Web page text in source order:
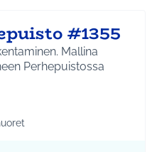
#1355
Mallina
Perhepuistossa
Koko Tuusula
teeman mukaan: Lapset ja